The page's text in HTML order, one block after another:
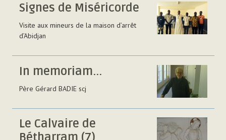
Signes de Miséricorde
Visite aux mineurs de la maison d’arrêt
d’Abidjan
In memoriam...
Père Gérard BADIE scj
Le Calvaire de